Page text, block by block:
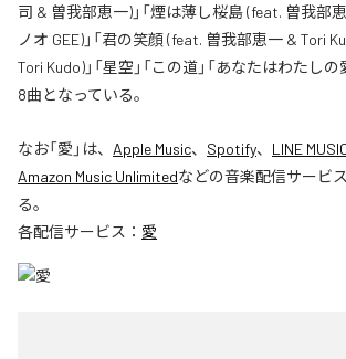
司 & 曽我部恵一)」「煙は薄し桜島 (feat. 曽我部
ノオ GEE)」「君の笑顔 (feat. 曽我部恵一 & Tori
Tori Kudo)」「星空」「この道」「あなたはわたし
8曲となっている。
なお「愛 」は、 Apple Music、 Spotify、 LINE
Amazon Music Unlimitedなどの音楽配信サービ
る。
各配信サービス： 愛